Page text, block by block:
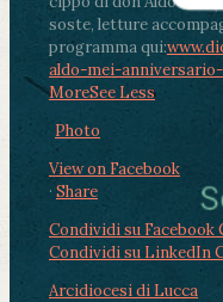
soste, letture
programma qui:
aldo-mei-
MoreSee Less
Photo
View on Facebook
· Share
Condividi su Facebook
Condividi su LinkedIn
Arcidiocesi di Lucca